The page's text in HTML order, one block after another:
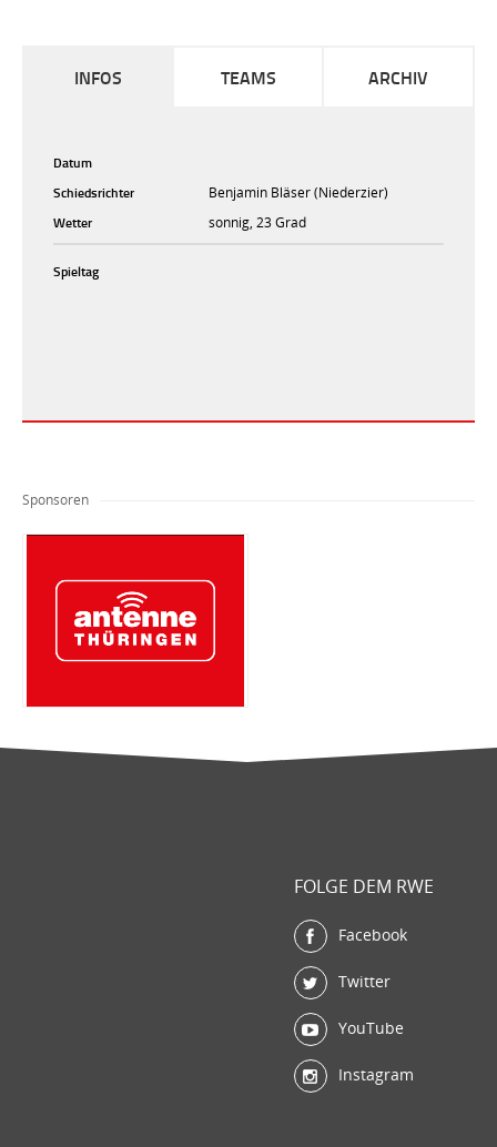
INFOS TEAMS ARCHIV
Datum
Schiedsrichter
Benjamin Bläser (Niederzier)
Wetter
sonnig, 23 Grad
Spieltag
Sponsoren
FOLGE DEM RWE
Facebook
Twitter
YouTube
Instagram